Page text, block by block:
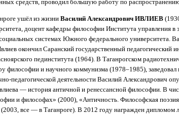
средств, проводил большую работу по
ушёл из жизниВасилий Александрович ИВЛИЕВ
доцент кафедры философии Института управления в
системах Южного федерального университета.
окончил Саранский государственный педагогический
пединститута (1964). В Таганрогском
философии и научного коммунизма (1978–1985),
педагогической деятельности Василий Александрович
— история античной и ренессансной философии. В
и философах» (2000), «Античность. Философская
все — в Таганроге). В 2012 году награжден дипломом